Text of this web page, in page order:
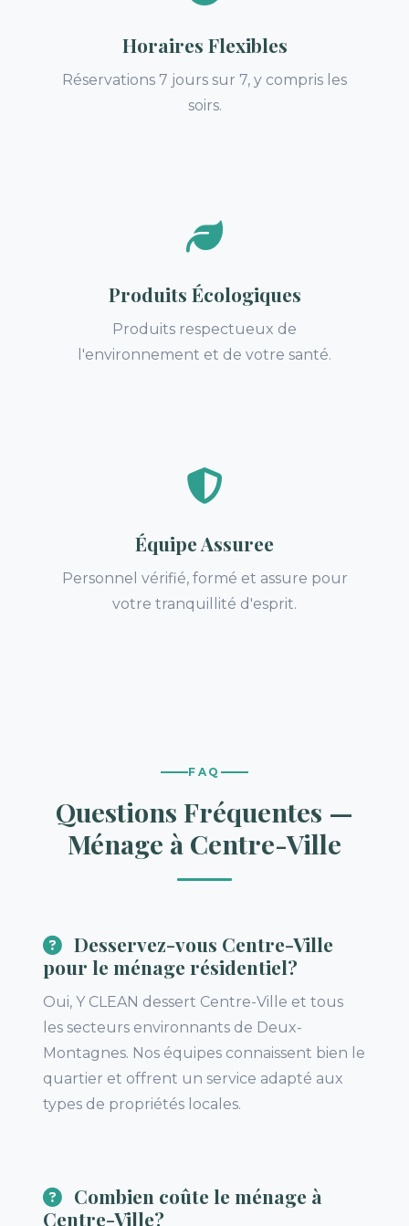
Horaires Flexibles
Réservations 7 jours sur 7, y compris les
soirs.
Produits Écologiques
Produits respectueux de
l'environnement et de votre santé.
Équipe Assuree
Personnel vérifié, formé et assure pour
votre tranquillité d'esprit.
FAQ
Questions Fréquentes —
Ménage à Centre-Ville
Desservez-vous Centre-Ville
pour le ménage résidentiel?
Oui, Y CLEAN dessert Centre-Ville et tous
les secteurs environnants de Deux-
Montagnes. Nos équipes connaissent bien le
quartier et offrent un service adapté aux
types de propriétés locales.
Combien coûte le ménage à
Centre-Ville?